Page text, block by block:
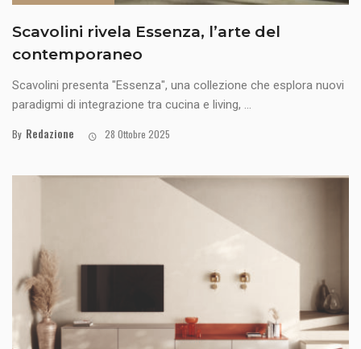
Scavolini rivela Essenza, l’arte del
contemporaneo
Scavolini presenta "Essenza", una collezione che esplora nuovi
paradigmi di integrazione tra cucina e living, ...
By Redazione 28 Ottobre 2025